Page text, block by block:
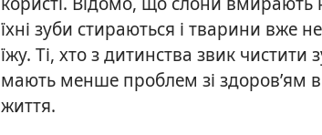
їхні зуби стираються і тварини вже
їжу. Ті, хто з дитинства звик
мають менше проблем зі здоров’ям
життя.